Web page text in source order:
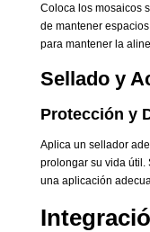
Coloca los mosaicos
de mantener
para mantener la
Sellado y
Protección y
Aplica un sellador
prolongar su vida útil.
una aplicación